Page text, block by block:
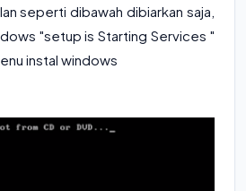
seperti dibawah dibiarkan saja,
"setup is Starting Services "
instal windows